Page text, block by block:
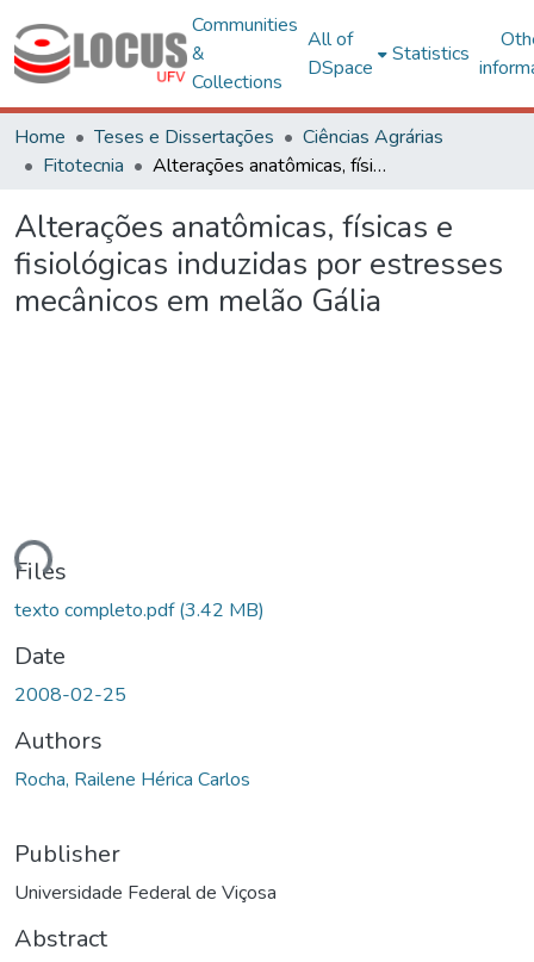
Communities
&
Collections
All of
DSpace
Statistics
Home Teses e Dissertações
Ciências Agrárias
Fitotecnia
Alterações anatômicas, físicas e fisiológicas induzidas por estresses mecânicos em melão Gália
Alterações anatômicas, físicas e
fisiológicas induzidas por estresses
mecânicos em melão Gália
Loading...
Files
texto completo.pdf(3.42 MB)
Date
2008-02-25
Authors
Rocha, Railene Hérica Carlos
Publisher
Universidade Federal de Viçosa
Abstract